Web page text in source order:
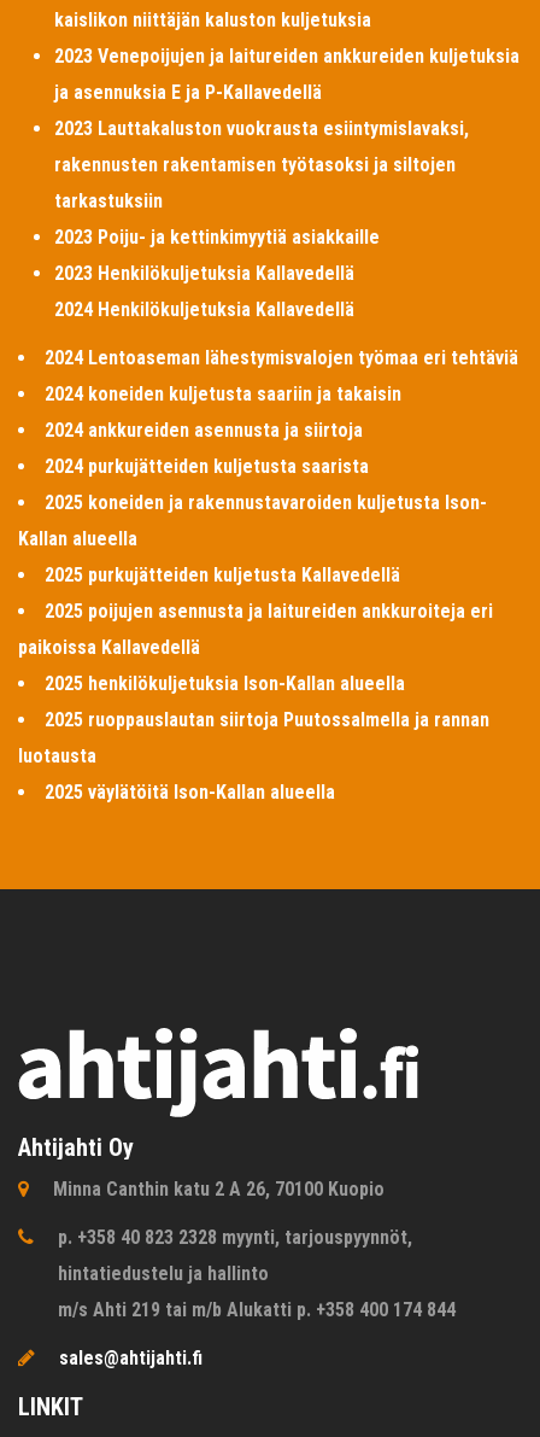
kaislikon niittäjän kaluston kuljetuksia
2023 Venepoijujen ja laitureiden ankkureiden kuljetuksia
ja asennuksia E ja P-Kallavedellä
2023 Lauttakaluston vuokrausta esiintymislavaksi,
rakennusten rakentamisen työtasoksi ja siltojen
tarkastuksiin
2023 Poiju- ja kettinkimyytiä asiakkaille
2023 Henkilökuljetuksia Kallavedellä
2024 Henkilökuljetuksia Kallavedellä
2024 Lentoaseman lähestymisvalojen työmaa eri tehtäviä
2024 koneiden kuljetusta saariin ja takaisin
2024 ankkureiden asennusta ja siirtoja
2024 purkujätteiden kuljetusta saarista
2025 koneiden ja rakennustavaroiden kuljetusta Ison-
Kallan alueella
2025 purkujätteiden kuljetusta Kallavedellä
2025 poijujen asennusta ja laitureiden ankkuroiteja eri
paikoissa Kallavedellä
2025 henkilökuljetuksia Ison-Kallan alueella
2025 ruoppauslautan siirtoja Puutossalmella ja rannan
luotausta
2025 väylätöitä Ison-Kallan alueella
Ahtijahti Oy
Minna Canthin katu 2 A 26, 70100 Kuopio
p. +358 40 823 2328 myynti, tarjouspyynnöt,
hintatiedustelu ja hallinto
m/s Ahti 219 tai m/b Alukatti p. +358 400 174 844
sales@ahtijahti.fi
LINKIT